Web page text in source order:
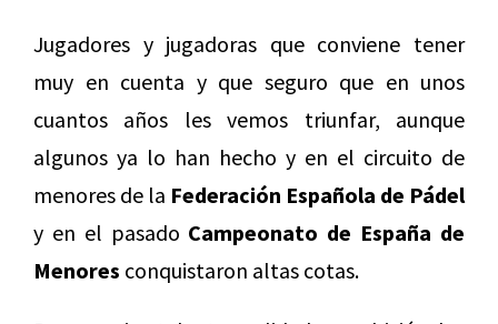
Jugadores y jugadoras que conviene tener
muy en cuenta y que seguro que en unos
cuantos años les vemos triunfar, aunque
algunos ya lo han hecho y en el circuito de
menores de la Federación Española de Pádel
y en el pasado Campeonato de España de
Menores conquistaron altas cotas.